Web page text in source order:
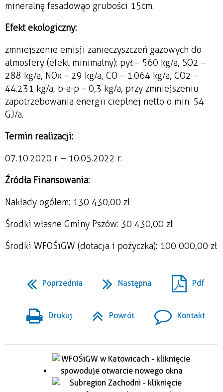
mineralną fasadową o grubości 15cm.
Efekt ekologiczny:
zmniejszenie emisji zanieczyszczeń gazowych do
atmosfery (efekt minimalny): pył – 560 kg/a, SO2 –
288 kg/a, NOx – 29 kg/a, CO – 1.064 kg/a, CO2 –
44.231 kg/a, b-a-p – 0,3 kg/a, przy zmniejszeniu
zapotrzebowania energii cieplnej netto o min. 54
GJ/a.
Termin realizacji:
07.10.2020 r. – 10.05.2022 r.
Źródła Finansowania:
Nakłady ogółem: 130 430,00 zł
Środki własne Gminy Pszów: 30 430,00 zł
Środki WFOŚiGW (dotacja i pożyczka): 100 000,00 zł
Poprzednia Następna Pdf
Drukuj Powrót Kontakt